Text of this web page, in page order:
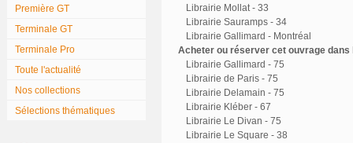
Première GT
Terminale GT
Terminale Pro
Toute l'actualité
Nos collections
Sélections thématiques
Librairie Mollat - 33
Librairie Sauramps - 34
Librairie Gallimard - Montréal
Acheter ou réserver cet ouvrage
Librairie Gallimard - 75
Librairie de Paris - 75
Librairie Delamain - 75
Librairie Kléber - 67
Librairie Le Divan - 75
Librairie Le Square - 38